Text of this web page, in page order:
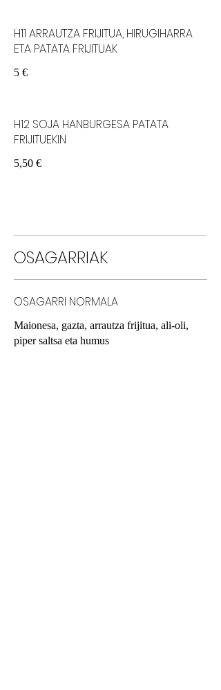
H11 ARRAUTZA FRIJITUA, HIRUGIHARRA
ETA PATATA FRIJITUAK
5 €
H12 SOJA HANBURGESA PATATA
FRIJITUEKIN
5,50 €
OSAGARRIAK
OSAGARRI NORMALA
Maionesa, gazta, arrautza frijitua, ali-oli,
piper saltsa eta humus